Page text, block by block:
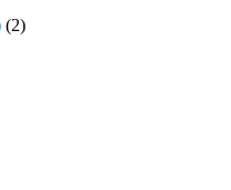
(2)